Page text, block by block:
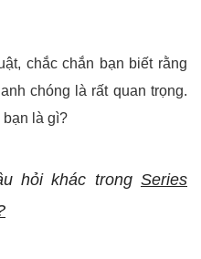
chắc chắn bạn biết rằng
chóng là rất quan trọng.
là gì?
hỏi khác trong Series